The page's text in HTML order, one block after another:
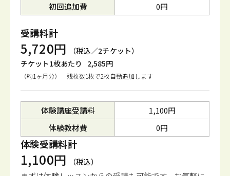
初回追加費
0円
受講料計
5,720円
（税込／2チケット）
チケット1枚あたり
2,585円
（約1ヶ月分） 残枚数1枚で2枚自動追加します
体験講座受講料
1,100円
体験教材費
0円
体験受講料計
1,100円 （税込）